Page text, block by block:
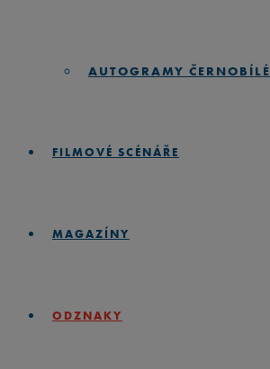
AUTOGRAMY ČERNOBÍLÉ
FILMOVÉ SCÉNÁŘE
MAGAZÍNY
ODZNAKY